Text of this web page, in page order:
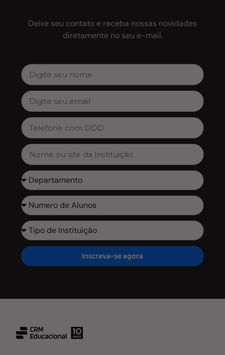
Deixe seu contato e receba nossas novidades
diretamente no seu e-mail.
Inscreva-se agora